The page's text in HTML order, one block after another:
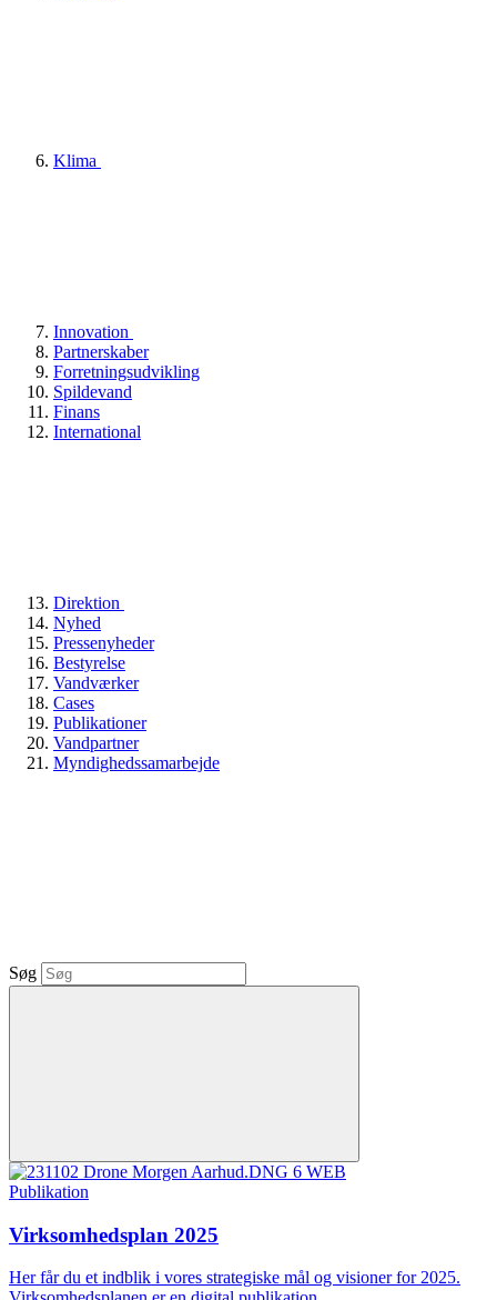
Klima
Innovation
Partnerskaber
Forretningsudvikling
Spildevand
Finans
International
Direktion
Nyhed
Pressenyheder
Bestyrelse
Vandværker
Cases
Publikationer
Vandpartner
Myndighedssamarbejde
Søg
Publikation
Virksomhedsplan 2025
Her får du et indblik i vores strategiske mål og visioner for 2025.